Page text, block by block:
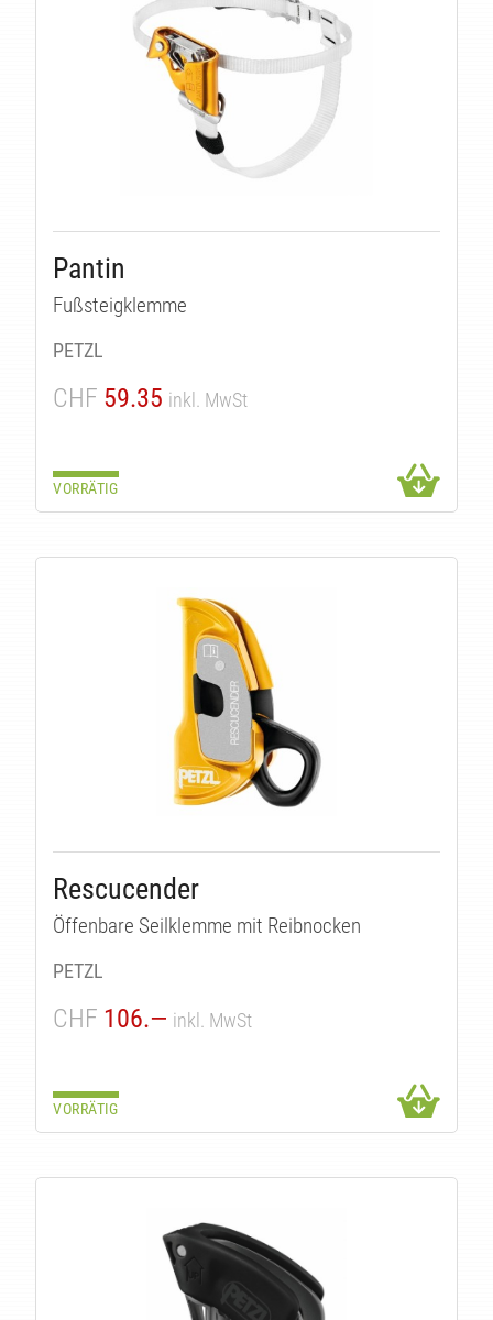
Pantin
Fußsteigklemme
PETZL
CHF 59.35 inkl. MwSt
VORRÄTIG
Rescucender
Öffenbare Seilklemme mit Reibnocken
PETZL
CHF 106.— inkl. MwSt
VORRÄTIG